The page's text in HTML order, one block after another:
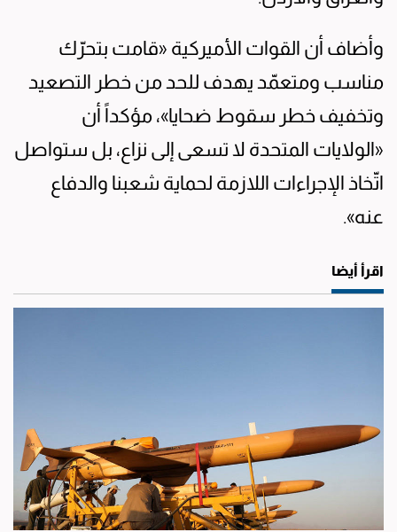
وأضاف أن القوات الأميركية «قامت بتحرّك
مناسب ومتعمّد يهدف للحد من خطر التصعيد
وتخفيف خطر سقوط ضحايا»، مؤكداً أن
«الولايات المتحدة لا تسعى إلى نزاع، بل ستواصل
اتّخاذ الإجراءات اللازمة لحماية شعبنا والدفاع
عنه».
اقرأ أيضا